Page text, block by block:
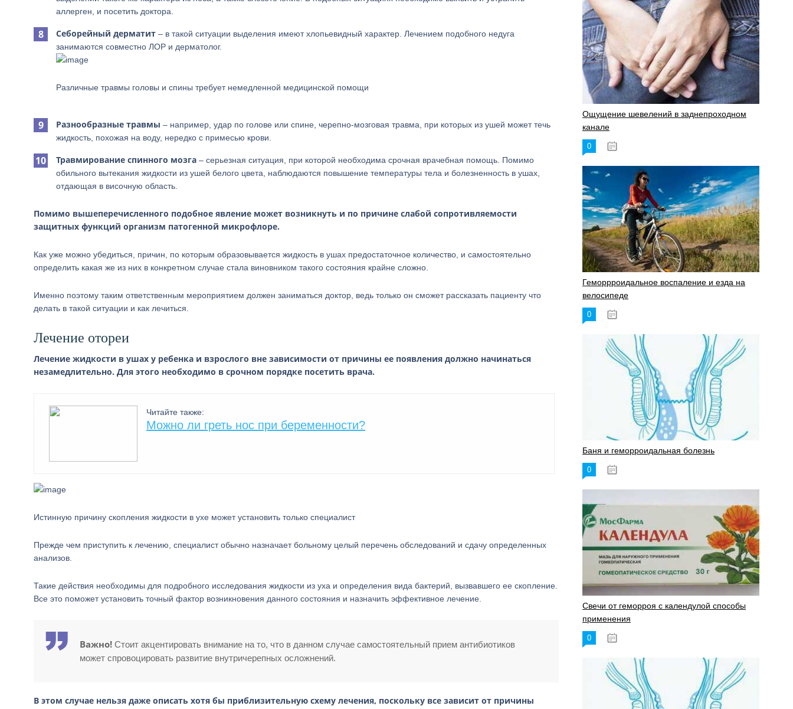
аллерген, и посетить доктора.
Себорейный дерматит – в такой ситуации выделения имеют хлопьевидный характер. Лечением подобного недуга
занимаются совместно ЛОР и дерматолог.
Различные травмы головы и спины требует немедленной медицинской помощи
Разнообразные травмы – например, удар по голове или спине, черепно-мозговая травма, при которых из ушей может течь
жидкость, похожая на воду, нередко с примесью крови.
Травмирование спинного мозга – серьезная ситуация, при которой необходима срочная врачебная помощь. Помимо
обильного вытекания жидкости из ушей белого цвета, наблюдаются повышение температуры тела и болезненность в ушах,
отдающая в височную область.
Помимо вышеперечисленного подобное явление может возникнуть и по причине слабой сопротивляемости
защитных функций организм патогенной микрофлоре.
Как уже можно убедиться, причин, по которым образовывается жидкость в ушах предостаточное количество, и самостоятельно
определить какая же из них в конкретном случае стала виновником такого состояния крайне сложно.
Именно поэтому таким ответственным мероприятием должен заниматься доктор, ведь только он сможет рассказать пациенту что
делать в такой ситуации и как лечиться.
Лечение отореи
Лечение жидкости в ушах у ребенка и взрослого вне зависимости от причины ее появления должно начинаться
незамедлительно. Для этого необходимо в срочном порядке посетить врача.
Читайте также:
Можно ли греть нос при беременности?
Истинную причину скопления жидкости в ухе может установить только специалист
Прежде чем приступить к лечению, специалист обычно назначает больному целый перечень обследований и сдачу определенных
анализов.
Такие действия необходимы для подробного исследования жидкости из уха и определения вида бактерий, вызвавшего ее скопление.
Все это поможет установить точный фактор возникновения данного состояния и назначить эффективное лечение.
Важно! Стоит акцентировать внимание на то, что в данном случае самостоятельный прием антибиотиков
может спровоцировать развитие внутричерепных осложнений.
В этом случае нельзя даже описать хотя бы приблизительную схему лечения, поскольку все зависит от причины
Ощущение шевелений в заднепроходном
канале
0
Геморрроидальное воспаление и езда на
велосипеде
0
Баня и геморроидальная болезнь
0
Свечи от геморроя с календулой способы
применения
0